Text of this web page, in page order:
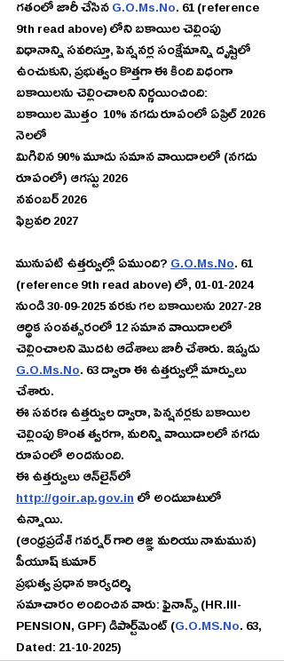
గతంలో జారీ చేసిన G.O.Ms.No. 61 (reference
9th read above) లోని బకాయిల చెల్లింపు
విధానాన్ని సవరిస్తూ, పెన్షనర్ల సంక్షేమాన్ని దృష్టిలో
ఉంచుకుని, ప్రభుత్వం కొత్తగా ఈ కింది విధంగా
బకాయిలను చెల్లించాలని నిర్ణయించింది:
బకాయిల మొత్తం  10% నగదు రూపంలో ఏప్రిల్ 2026
నెలలో
మిగిలిన 90% మూడు సమాన వాయిదాలలో (నగదు
రూపంలో) ఆగస్టు 2026
నవంబర్ 2026
ఫిబ్రవరి 2027
మునుపటి ఉత్తర్వుల్లో ఏముంది? G.O.Ms.No. 61
(reference 9th read above) లో, 01-01-2024
నుండి 30-09-2025 వరకు గల బకాయిలను 2027-28
ఆర్థిక సంవత్సరంలో 12 సమాన వాయిదాలలో
చెల్లించాలని మొదట ఆదేశాలు జారీ చేశారు. ఇప్పుడు
G.O.Ms.No. 63 ద్వారా ఈ ఉత్తర్వుల్లో మార్పులు
చేశారు.
ఈ సవరణ ఉత్తర్వుల ద్వారా, పెన్షనర్లకు బకాయిల
చెల్లింపు కొంత త్వరగా, మరిన్ని వాయిదాలలో నగదు
రూపంలో అందనుంది.
ఈ ఉత్తర్వులు ఆన్‌లైన్‌లో
http://goir.ap.gov.in లో అందుబాటులో
ఉన్నాయి.
(ఆంధ్రప్రదేశ్ గవర్నర్ గారి ఆజ్ఞ మరియు నామమున)
పీయూష్ కుమార్
ప్రభుత్వ ప్రధాన కార్యదర్శి
సమాచారం అందించిన వారు: ఫైనాన్స్ (HR.III-
PENSION, GPF) డిపార్ట్‌మెంట్ (G.O.MS.No. 63,
Dated: 21-10-2025)